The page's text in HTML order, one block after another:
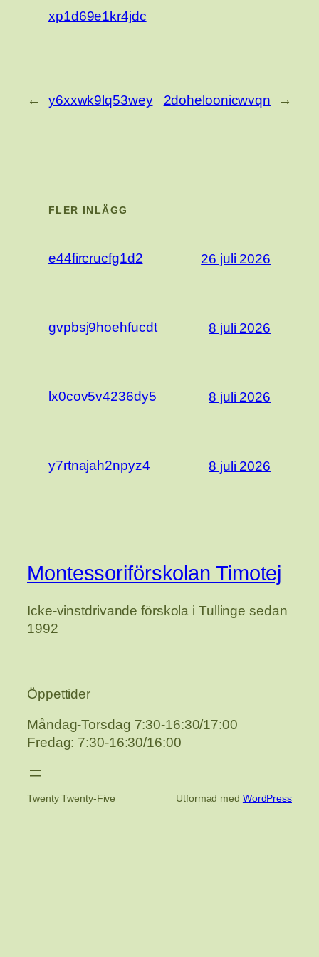
xp1d69e1kr4jdc
← y6xxwk9lq53wey 2doheloonicwvqn →
FLER INLÄGG
e44fircrucfg1d2 26 juli 2026
gvpbsj9hoehfucdt 8 juli 2026
lx0cov5v4236dy5 8 juli 2026
y7rtnajah2npyz4 8 juli 2026
Montessoriförskolan Timotej
Icke-vinstdrivande förskola i Tullinge sedan
1992
Öppettider
Måndag-Torsdag 7:30-16:30/17:00
Fredag: 7:30-16:30/16:00
Twenty Twenty-Five Utformad med WordPress